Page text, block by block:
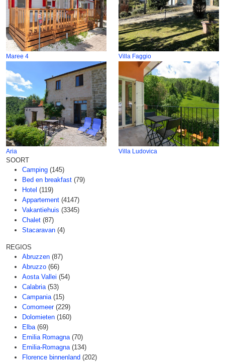
Maree 4 Villa Faggio
Aria Villa Ludovica
SOORT
Camping (145)
Bed en breakfast (79)
Hotel (119)
Appartement (4147)
Vakantiehuis (3345)
Chalet (87)
Stacaravan (4)
REGIOS
Abruzzen (87)
Abruzzo (66)
Aosta Vallei (54)
Calabria (53)
Campania (15)
Comomeer (229)
Dolomieten (160)
Elba (69)
Emilia Romagna (70)
Emilia-Romagna (134)
Florence binnenland (202)